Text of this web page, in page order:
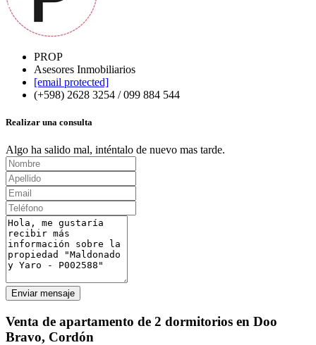
PROP
Asesores Inmobiliarios
[email protected]
(+598) 2628 3254 / 099 884 544
Realizar una consulta
Algo ha salido mal, inténtalo de nuevo mas tarde.
Enviar mensaje
Venta de apartamento de 2 dormitorios en Doo
Bravo, Cordón